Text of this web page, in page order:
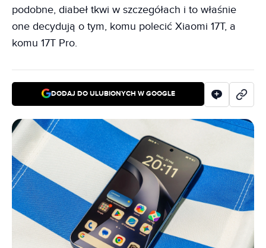
podobne, diabeł tkwi w szczegółach i to właśnie
one decydują o tym, komu polecić Xiaomi 17T, a
komu 17T Pro.
DODAJ DO ULUBIONYCH W GOOGLE